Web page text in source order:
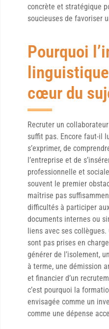
concrète et stratégique
soucieuses de favoriser
Pourquoi
cœur du
Recruter un
suffit pas. Encore faut-il
s’exprimer, de
l’entreprise et de
professionnelle et
souvent le premier
maîtrise pas
difficultés à participer
documents internes ou
liens avec ses
sont pas prises en
générer de l’isolement,
à terme, une démission
et financier d’un
c’est pourquoi la
envisagée comme un
comme une dépense